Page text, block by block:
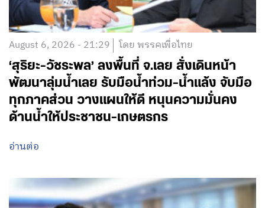
August 6, 2026 - 21:29 โดย พรรคเพื่อไทย
‘สุริยะ-วัชระพล’ ลงพื้นที่ จ.เลย สั่งเดินหน้า
พัฒนาลุ่มน้ำเลย รับมือน้ำท่วม-น้ำแล้ง จับมือ
ทุกภาคส่วน วางแผนให้ดี หนุนความมั่นคง
ด้านน้ำให้ประชาชน-เกษตรกร
อ่านต่อ